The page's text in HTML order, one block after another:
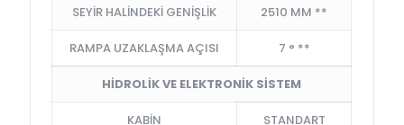
SEYİR HALİNDEKİ GENİŞLİK 2510 MM **
RAMPA UZAKLAŞMA AÇISI 7 ° **
HİDROLİK VE ELEKTRONİK SİSTEM
KABİN STANDART